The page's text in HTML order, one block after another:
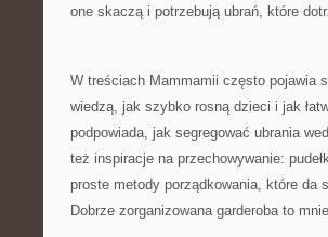
one skaczą i potrzebują ubrań, które
W treściach Mammamii często pojawia
wiedzą, jak szybko rosną dzieci i jak
podpowiada, jak segregować ubrania
też inspiracje na przechowywanie:
proste metody porządkowania, które
Dobrze zorganizowana garderoba to